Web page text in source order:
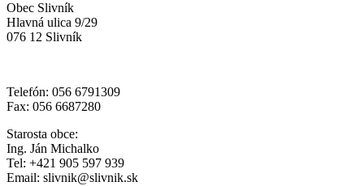
Obec Slivník
Hlavná ulica 9/29
076 12 Slivník
Telefón: 056 6791309
Fax: 056 6687280
Starosta obce:
Ing. Ján Michalko
Tel: +421 905 597 939
Email: slivnik@slivnik.sk